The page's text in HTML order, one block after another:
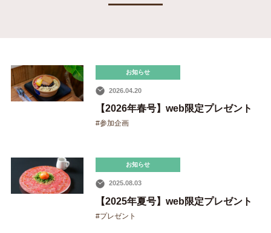
トピックス
入居者アンケート
プライバシーポリシー
お知らせ
2026.04.20
【2026年春号】web限定プレゼント
#参加企画
お知らせ
2025.08.03
【2025年夏号】web限定プレゼント
#プレゼント